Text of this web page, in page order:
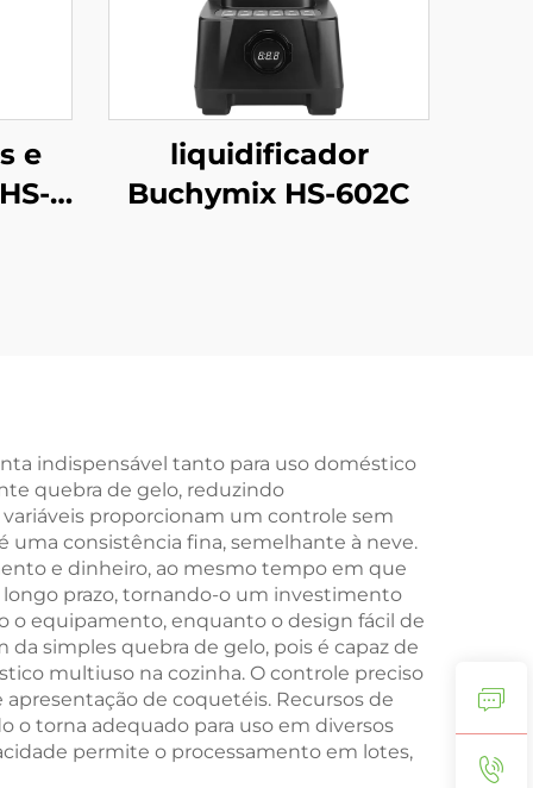
e
liquidificador
Buchymix HS-602C
indispensável tanto para uso doméstico
quebra de gelo, reduzindo
proporcionam um controle sem
uma consistência fina, semelhante à neve.
e dinheiro, ao mesmo tempo em que
longo prazo, tornando-o um investimento
o equipamento, enquanto o design fácil de
simples quebra de gelo, pois é capaz de
multiuso na cozinha. O controle preciso
de coquetéis. Recursos de
o torna adequado para uso em diversos
permite o processamento em lotes,